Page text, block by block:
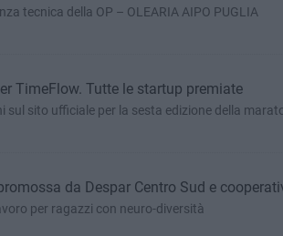
tecnica della OP – OLEARIA AIPO PUGLIA
TimeFlow. Tutte le startup premiate
sul sito ufficiale per la sesta edizione della
da Despar Centro Sud e
per ragazzi con neuro-diversità